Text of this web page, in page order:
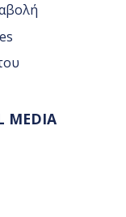
MEDIA